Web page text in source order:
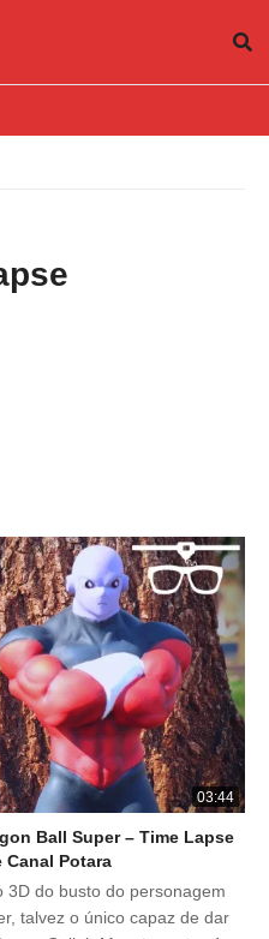
03:44
Ball Super – Time Lapse
Canal Potara
3D do busto do personagem
talvez o único capaz de dar